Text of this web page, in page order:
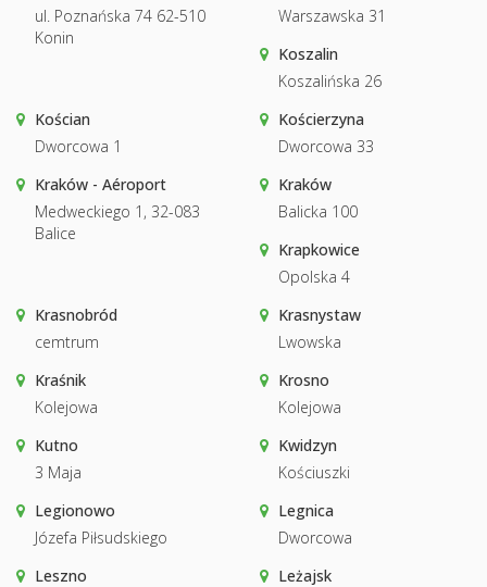
ul. Poznańska 74 62-510
Konin
Warszawska 31
Koszalin
Koszalińska 26
Kościan
Dworcowa 1
Kościerzyna
Dworcowa 33
Kraków - Aéroport
Medweckiego 1, 32-083
Balice
Kraków
Balicka 100
Krapkowice
Opolska 4
Krasnobród
cemtrum
Krasnystaw
Lwowska
Kraśnik
Kolejowa
Krosno
Kolejowa
Kutno
3 Maja
Kwidzyn
Kościuszki
Legionowo
Józefa Piłsudskiego
Legnica
Dworcowa
Leszno
Leżajsk